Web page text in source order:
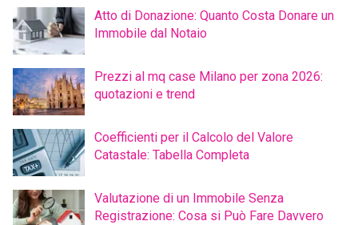
Atto di Donazione: Quanto Costa Donare un
Immobile dal Notaio
Prezzi al mq case Milano per zona 2026:
quotazioni e trend
Coefficienti per il Calcolo del Valore
Catastale: Tabella Completa
Valutazione di un Immobile Senza
Registrazione: Cosa si Può Fare Davvero